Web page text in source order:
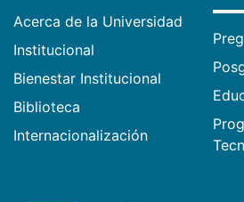
Acerca de la Universidad
Institucional
Bienestar Institucional
Biblioteca
Internacionalización